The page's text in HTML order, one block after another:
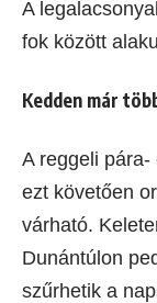
A
fok között
Kedden már
A reggeli
ezt követően
várható.
Dunántúlon
szűrhetik a